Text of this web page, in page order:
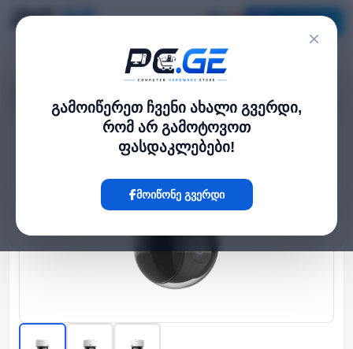
×
გამოიწერეთ ჩვენი ახალი გვერდი,
რომ არ გამოტოვოთ
ფასდაკლებები!
მოიწონე გვერდი
IP კამერა - 4მპ, Dome, PTZ, 16x, SD, ANR, IK10, IR100, LightHunter, Uniview